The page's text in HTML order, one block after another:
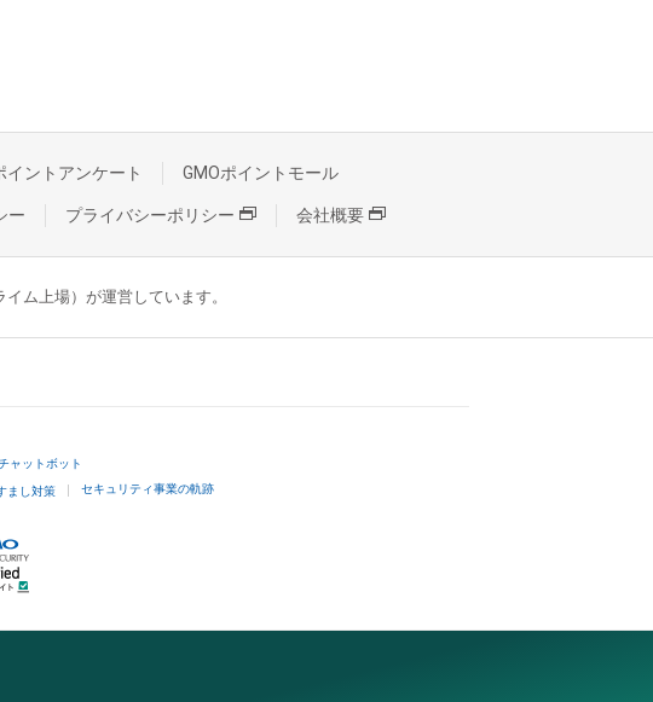
イントアンケート GMOポイントモール
ー プライバシーポリシー 会社概要
ム上場）が運営しています。
ャットボット
まし対策 セキュリティ事業の軌跡